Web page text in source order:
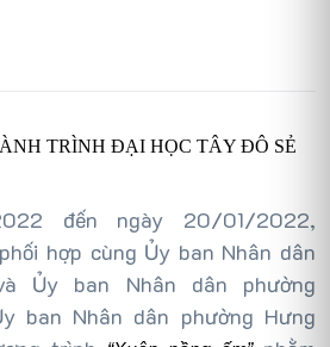
TRÌNH ĐẠI HỌC TÂY ĐÔ SẺ
đến ngày 20/01/2022,
hợp cùng Ủy ban Nhân dân
Ủy ban Nhân dân phường
ban Nhân dân phường Hưng